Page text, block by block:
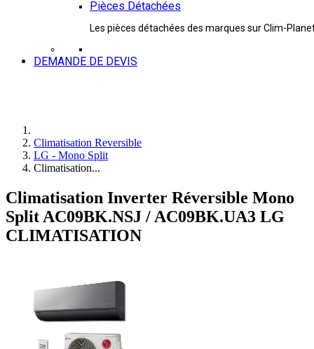
Pièces Détachées
Les pièces détachées des marques sur Clim-
DEMANDE DE DEVIS
Climatisation Reversible
LG - Mono Split
Climatisation...
Climatisation Inverter Réversible Mono
Split AC09BK.NSJ / AC09BK.UA3 LG
CLIMATISATION